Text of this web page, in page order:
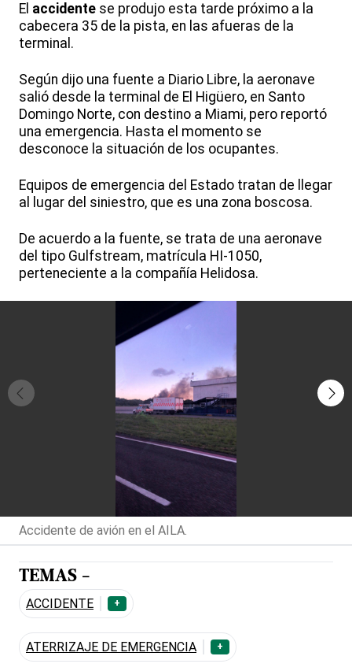
El accidente se produjo esta tarde próximo a la
cabecera 35 de la pista, en las afueras de la
terminal.
Según dijo una fuente a Diario Libre, la aeronave
salió desde la terminal de El Higüero, en Santo
Domingo Norte, con destino a Miami, pero reportó
una emergencia. Hasta el momento se
desconoce la situación de los ocupantes.
Equipos de emergencia del Estado tratan de llegar
al lugar del siniestro, que es una zona boscosa.
De acuerdo a la fuente, se trata de una aeronave
del tipo Gulfstream, matrícula HI-1050,
perteneciente a la compañía Helidosa.
Accidente de avión en el AILA.
TEMAS -
ACCIDENTE +
ATERRIZAJE DE EMERGENCIA +